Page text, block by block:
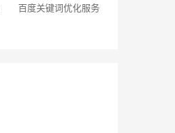
百度关键词优化服务